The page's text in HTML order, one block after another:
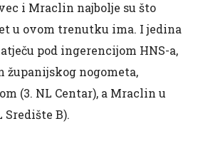
i Mraclin najbolje su što
u ovom trenutku ima. I jedina
pod ingerencijom HNS-a,
županijskog nogometa,
(3. NL Centar), a Mraclin u
Središte B).